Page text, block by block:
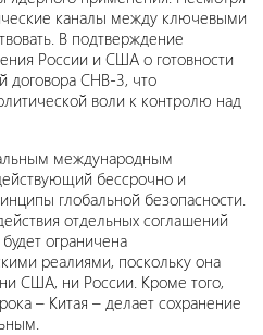
каналы между ключевыми
В подтверждение
России и США о готовности
договора СНВ-3, что
воли к контролю над
международным
бессрочно и
глобальной безопасности.
отдельных соглашений
ограничена
реалиями, поскольку она
США, ни России. Кроме того,
– Китая – делает сохранение